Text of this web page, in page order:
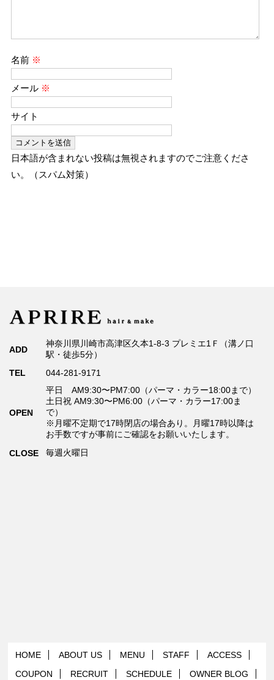
名前 ※
メール ※
サイト
日本語が含まれない投稿は無視されますのでご注意くださ
い。（スパム対策）
ADD
神奈川県川崎市高津区久本1-8-3 プレミエ1Ｆ（溝ノ口
駅・徒歩5分）
TEL
044-281-9171
OPEN
平日 AM9:30〜PM7:00（パーマ・カラー18:00まで）
土日祝 AM9:30〜PM6:00（パーマ・カラー17:00ま
で）
※月曜不定期で17時閉店の場合あり。月曜17時以降は
お手数ですが事前にご確認をお願いいたします。
CLOSE
毎週火曜日
HOME ABOUT US MENU STAFF
ACCESS
COUPON
RECRUIT SCHEDULE OWNER BLOG